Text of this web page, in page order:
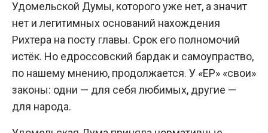
Удомельской Думы, которого уже нет, а значит
нет и легитимных оснований нахождения
Рихтера на посту главы. Срок его полномочий
истёк. Но едроссовский бардак и самоупраство,
по нашему мнению, продолжается. У «ЕР» «свои»
законы: одни — для себя любимых, другие —
для народа.